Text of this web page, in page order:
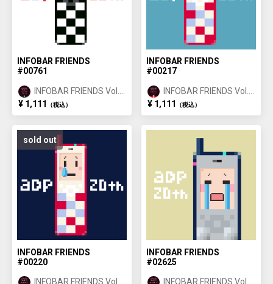
INFOBAR FRIENDS
#00761
INFOBAR FRIENDS Vol.1
ICHIMATSU ①
¥ 1,111 （税込）
INFOBAR FRIENDS
#00217
INFOBAR FRIENDS Vol.1
NISHIKIGOI ①
¥ 1,111 （税込）
sold out
INFOBAR FRIENDS
#00220
INFOBAR FRIENDS Vol.1
INFOBAR FRIENDS
#02625
INFOBAR FRIENDS Vol.1